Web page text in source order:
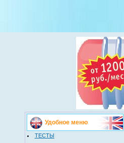
Удобное меню
ТЕСТЫ